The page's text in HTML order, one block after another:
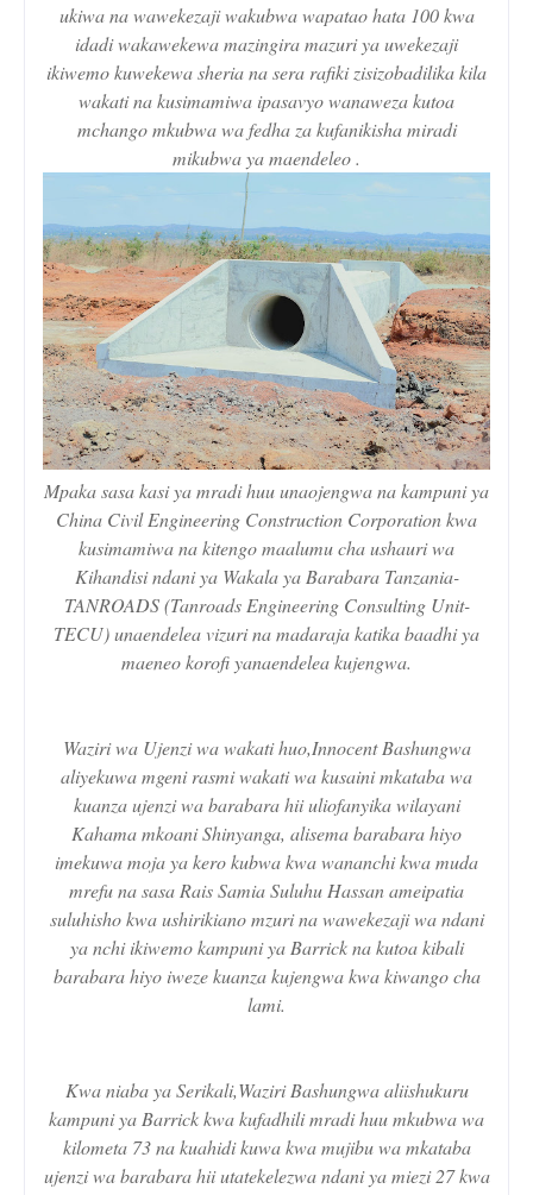
ukiwa na wawekezaji wakubwa wapatao hata 100 kwa
idadi wakawekewa mazingira mazuri ya uwekezaji
ikiwemo kuwekewa sheria na sera rafiki zisizobadilika kila
wakati na kusimamiwa ipasavyo wanaweza kutoa
mchango mkubwa wa fedha za kufanikisha miradi
mikubwa ya maendeleo .
Mpaka sasa kasi ya mradi huu unaojengwa na kampuni ya
China Civil Engineering Construction Corporation kwa
kusimamiwa na kitengo maalumu cha ushauri wa
Kihandisi ndani ya Wakala ya Barabara Tanzania-
TANROADS (Tanroads Engineering Consulting Unit-
TECU) unaendelea vizuri na madaraja katika baadhi ya
maeneo korofi yanaendelea kujengwa.
Waziri wa Ujenzi wa wakati huo,Innocent Bashungwa
aliyekuwa mgeni rasmi wakati wa kusaini mkataba wa
kuanza ujenzi wa barabara hii uliofanyika wilayani
Kahama mkoani Shinyanga, alisema barabara hiyo
imekuwa moja ya kero kubwa kwa wananchi kwa muda
mrefu na sasa Rais Samia Suluhu Hassan ameipatia
suluhisho kwa ushirikiano mzuri na wawekezaji wa ndani
ya nchi ikiwemo kampuni ya Barrick na kutoa kibali
barabara hiyo iweze kuanza kujengwa kwa kiwango cha
lami.
Kwa niaba ya Serikali,Waziri Bashungwa aliishukuru
kampuni ya Barrick kwa kufadhili mradi huu mkubwa wa
kilometa 73 na kuahidi kuwa kwa mujibu wa mkataba
ujenzi wa barabara hii utatekelezwa ndani ya miezi 27 kwa